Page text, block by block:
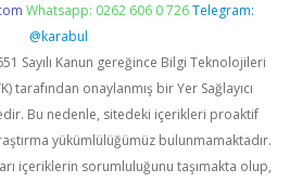
Whatsapp: 0262 606 0 726 Telegram:
@karabul
Sayılı Kanun gereğince Bilgi Teknolojileri
tarafından onaylanmış bir Yer Sağlayıcı
Bu nedenle, sitedeki içerikleri proaktif
yükümlülüğümüz bulunmamaktadır.
içeriklerin sorumluluğunu taşımakta olup,